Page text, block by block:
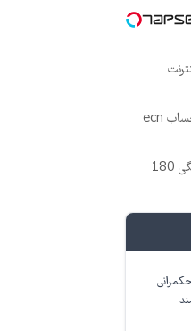
6 ماه اینترنت
۵۰ درصد کش بک کمیسیون معاملات در حساب ecn
⏳فرصت محدود!! 3000گیگ اینترنت خانگی 180